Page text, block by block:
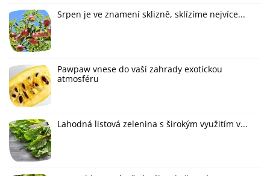
Srpen je ve znamení sklizně, sklízíme nejvíce...
Pawpaw vnese do vaší zahrady exotickou
atmosféru
Lahodná listová zelenina s širokým využitím v...